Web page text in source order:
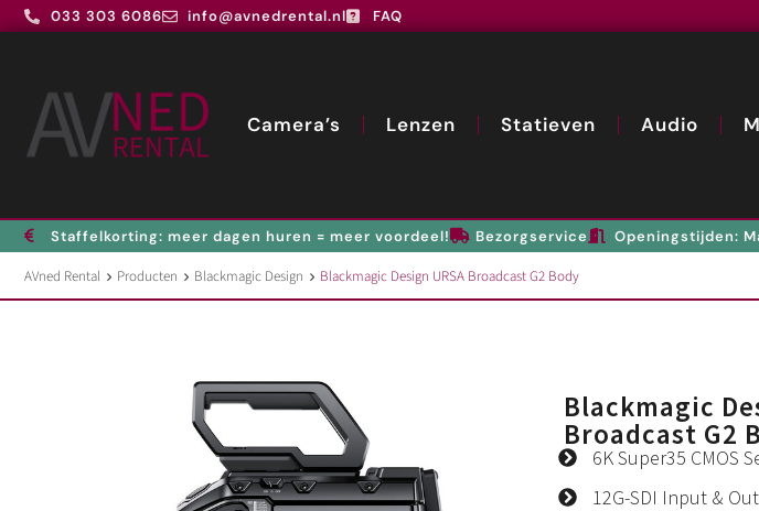
033 303 6086 info@avnedrental.nl FAQ
Camera’s Lenzen Statieven Audio
Staffelkorting: meer dagen huren = meer voordeel! Bezorgservice Openingstijden:
AVned Rental Producten Blackmagic Design Blackmagic Design URSA Broadcast G2 Body
Blackmagic
Broadcast G2
6K Super35 CMOS
12G-SDI Input &